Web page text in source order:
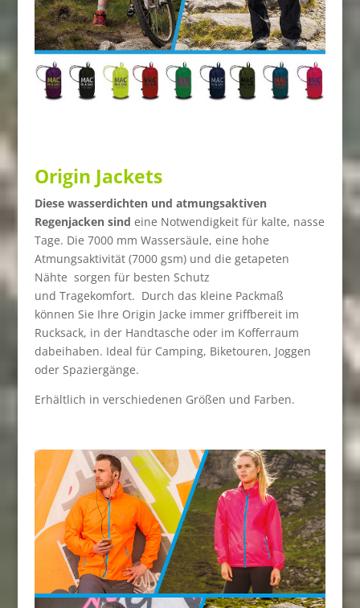
Origin Jackets
Diese wasserdichten und atmungsaktiven
Regenjacken sind eine Notwendigkeit für kalte, nasse
Tage. Die 7000 mm Wassersäule, eine hohe
Atmungsaktivität (7000 gsm) und die getapeten
Nähte sorgen für besten Schutz
und Tragekomfort. Durch das kleine Packmaß
können Sie Ihre Origin Jacke immer griffbereit im
Rucksack, in der Handtasche oder im Kofferraum
dabeihaben. Ideal für Camping, Biketouren, Joggen
oder Spaziergänge.
Erhältlich in verschiedenen Größen und Farben.